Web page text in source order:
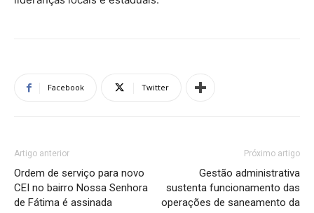
Facebook Twitter
Artigo anterior
Ordem de serviço para novo
CEI no bairro Nossa Senhora
de Fátima é assinada
Próximo artigo
Gestão administrativa
sustenta funcionamento das
operações de saneamento da